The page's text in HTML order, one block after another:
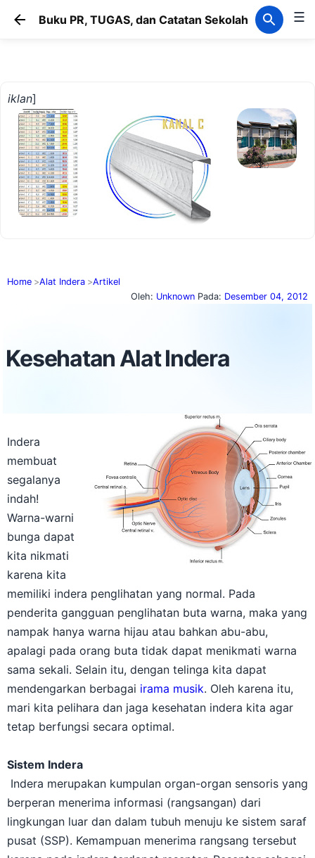
Langsung ke konten utama
Buku PR, TUGAS, dan Catatan Sekolah ☰
iklan]
Home Alat Indera
Artikel
Oleh: Unknown Pada: Desember 04, 2012
Kesehatan Alat Indera
Indera
membuat
segalanya
indah!
Warna-warni
bunga dapat
kita nikmati
karena kita
memiliki indera penglihatan yang normal. Pada
penderita gangguan penglihatan buta warna, maka yang
nampak hanya warna hijau atau bahkan abu-abu,
apalagi pada orang buta tidak dapat menikmati warna
sama sekali. Selain itu, dengan telinga kita dapat
mendengarkan berbagai irama musik. Oleh karena itu,
mari kita pelihara dan jaga kesehatan indera kita agar
tetap berfungsi secara optimal.
Sistem Indera
Indera merupakan kumpulan organ-organ sensoris yang
berperan menerima informasi (rangsangan) dari
lingkungan luar dan dalam tubuh menuju ke sistem saraf
pusat (SSP). Kemampuan menerima rangsang tersebut